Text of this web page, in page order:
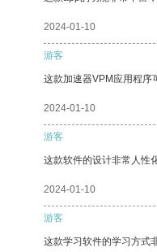
2024-01-10
游客
这款加速器VPM应用程序
2024-01-10
游客
这款软件的设计非常人性
2024-01-10
游客
这款学习软件的学习方式